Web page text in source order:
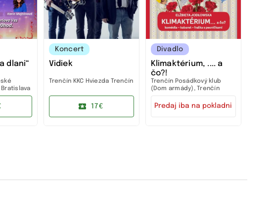
dlani“
Koncert
Vidiek
Trenčín KKC Hviezda Trenčín
17€
Divadlo
Klimaktérium, .... a
čo?!
Trenčín Posádkový klub
(Dom armády), Trenčín
Predaj iba na pokladni